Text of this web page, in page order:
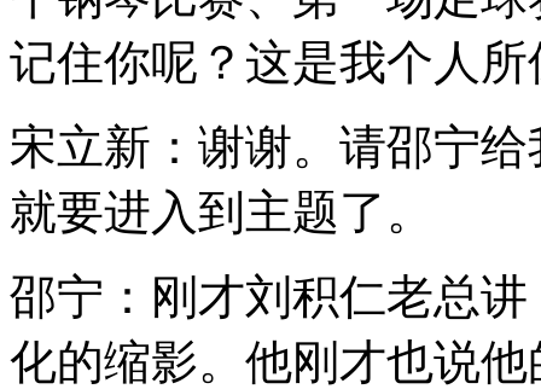
记住你呢？这是我个人
宋立新：谢谢。请邵宁
就要进入到主题了。
邵宁：刚才刘积仁老总
化的缩影。他刚才也说